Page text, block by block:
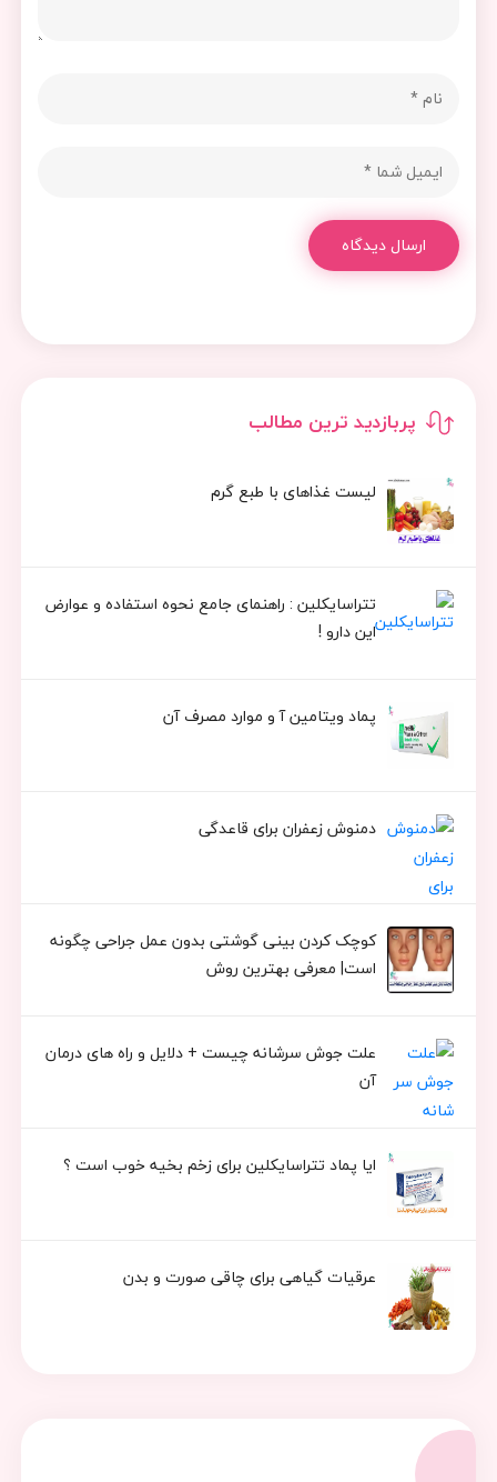
پربازدید ترین مطالب
لیست غذاهای با طبع گرم
تتراسایکلین : راهنمای جامع نحوه استفاده و عوارض
این دارو !
پماد ویتامین آ و موارد مصرف آن
دمنوش زعفران برای قاعدگی
کوچک کردن بینی گوشتی بدون عمل جراحی چگونه
است| معرفی بهترین روش
علت جوش سرشانه چیست + دلایل و راه های درمان
آن
ایا پماد تتراسایکلین برای زخم بخیه خوب است ؟
عرقیات گیاهی برای چاقی صورت و بدن
ارسال دیدگاه